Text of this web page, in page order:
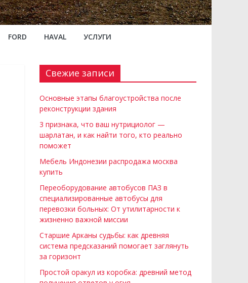
FORD HAVAL УСЛУГИ
Свежие записи
Основные этапы благоустройства после
реконструкции здания
3 признака, что ваш нутрициолог —
шарлатан, и как найти того, кто реально
поможет
Мебель Индонезии распродажа москва
купить
Переоборудование автобусов ПАЗ в
специализированные автобусы для
перевозки больных: От утилитарности к
жизненно важной миссии
Старшие Арканы судьбы: как древняя
система предсказаний помогает заглянуть
за горизонт
Простой оракул из коробка: древний метод